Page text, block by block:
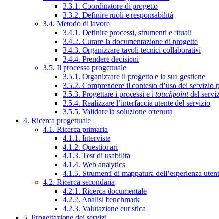
3.3.1. Coordinatore di progetto
3.3.2. Definire ruoli e responsabilità
3.4. Metodo di lavoro
3.4.1. Definire processi, strumenti e rituali
3.4.2. Curare la documentazione di progetto
3.4.3. Organizzare tavoli tecnici collaborativi
3.4.4. Prendere decisioni
3.5. Il processo progettuale
3.5.1. Organizzare il progetto e la sua gestione
3.5.2. Comprendere il contesto d’uso del servizio
3.5.3. Progettare i processi e i touchpointdel
3.5.4. Realizzare l’interfaccia utente del servizio
3.5.5. Validare la soluzione ottenuta
4. Ricerca progettuale
4.1. Ricerca primaria
4.1.1. Interviste
4.1.2. Questionari
4.1.3. Test di usabilità
4.1.4. Web analytics
4.1.5. Strumenti di mappatura dell’esperienza
4.2. Ricerca secondaria
4.2.1. Ricerca documentale
4.2.2. Analisi benchmark
4.2.3. Valutazione euristica
5. Progettazione dei servizi